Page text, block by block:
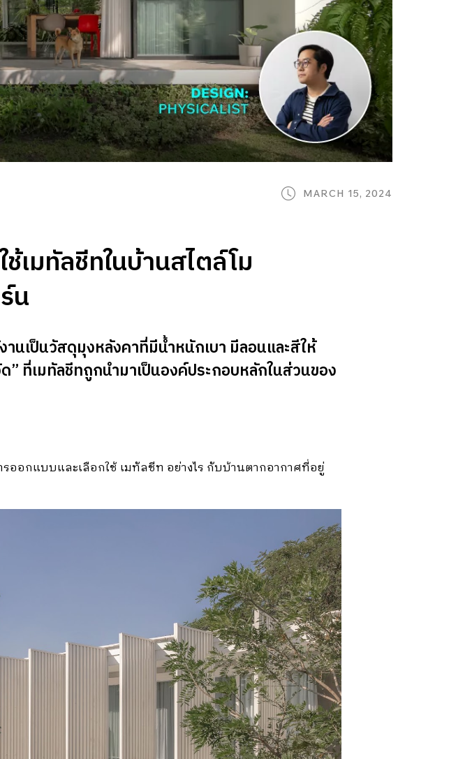
MARCH 15, 2024
เมทัลชีทในบ้านสไตล์โม
น
นเป็นวัสดุมุงหลังคาที่มีน้ำหนักเบา มีลอนและสีให้
ที่เมทัลชีทถูกนำมาเป็นองค์ประกอบหลักในส่วนของ
ออกแบบและเลือกใช้ เมทัลชีท อย่างไร กับบ้านตากอากาศที่อยู่